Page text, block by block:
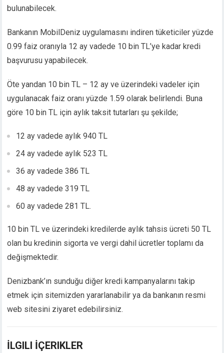
satın al
panel
panel
panel
panel
panel
panel
panel
panel
panel
panel
panel
panel
panel
panel
panel
panel
panel
Panel
Panel
bulunabilecek.
Bankanın MobilDeniz uygulamasını indiren tüketiciler yüzde
0.99 faiz oranıyla 12 ay vadede 10 bin TL’ye kadar kredi
başvurusu yapabilecek.
Öte yandan 10 bin TL – 12 ay ve üzerindeki vadeler için
uygulanacak faiz oranı yüzde 1.59 olarak belirlendi. Buna
göre 10 bin TL için aylık taksit tutarları şu şekilde;
12 ay vadede aylık 940 TL
24 ay vadede aylık 523 TL
36 ay vadede 386 TL
48 ay vadede 319 TL
60 ay vadede 281 TL.
10 bin TL ve üzerindeki kredilerde aylık tahsis ücreti 50 TL
olan bu kredinin sigorta ve vergi dahil ücretler toplamı da
değişmektedir.
Denizbank’ın sunduğu diğer kredi kampanyalarını takip
etmek için sitemizden yararlanabilir ya da bankanın resmi
web sitesini ziyaret edebilirsiniz.
İLGILI İÇERIKLER